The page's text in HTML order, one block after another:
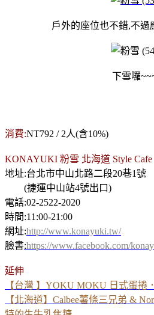
戶外的座位也不錯,不過
下雪囉
消費:NT792 / 2人(含10%)
KONAYUKI 粉雪 北海道 Style Cafe
地址:台北市中山北路二段20巷1號
(捷運中山站4號出口)
電話:02-2522-2020
時間:11:00-21:00
網址:http://www.konayuki.tw/
臉書:https://www.facebook.com/
延伸
【台灣 】YOKU MOKU 日式蛋捲
【北海道】Calbee薯條三兄弟 &